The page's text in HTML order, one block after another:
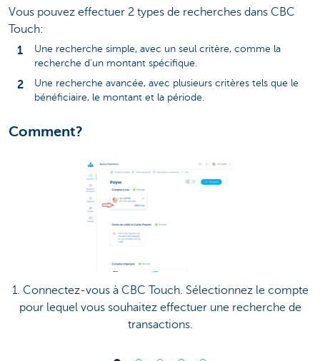
Vous pouvez effectuer 2 types de recherches dans CBC
Touch:
Une recherche simple, avec un seul critère, comme la
recherche d’un montant spécifique.
Une recherche avancée, avec plusieurs critères tels que le
bénéficiaire, le montant et la période.
Comment?
1. Connectez-vous à CBC Touch. Sélectionnez le compte
pour lequel vous souhaitez effectuer une recherche de
transactions.